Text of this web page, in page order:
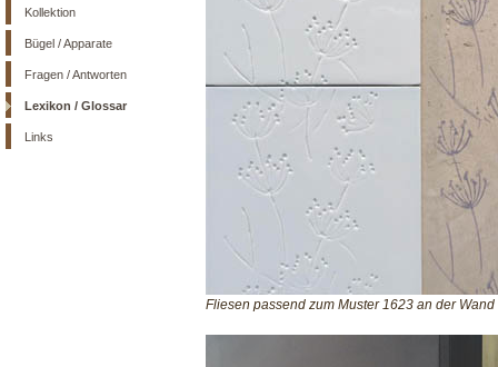
Kollektion
Bügel / Apparate
Fragen / Antworten
Lexikon / Glossar
Links
Fliesen passend zum Muster 1623 an der Wand